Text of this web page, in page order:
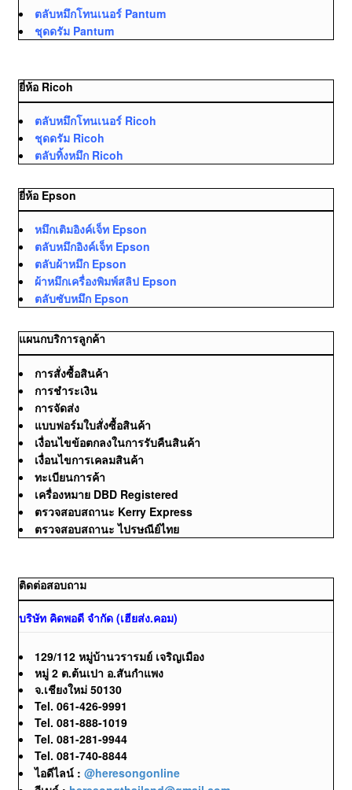
ตลับหมึกโทนเนอร์ Pantum
ชุดดรัม Pantum
ยี่ห้อ Ricoh
ตลับหมึกโทนเนอร์ Ricoh
ชุดดรัม Ricoh
ตลับทิ้งหมึก Ricoh
ยี่ห้อ Epson
หมึกเติมอิงค์เจ็ท Epson
ตลับหมึกอิงค์เจ็ท Epson
ตลับผ้าหมึก Epson
ผ้าหมึกเครื่องพิมพ์สลิป Epson
ตลับซับหมึก Epson
แผนกบริการลูกค้า
การสั่งซื้อสินค้า
การชำระเงิน
การจัดส่ง
แบบฟอร์มใบสั่งซื้อสินค้า
เงื่อนไขข้อตกลงในการรับคืนสินค้า
เงื่อนไขการเคลมสินค้า
ทะเบียนการค้า
เครื่องหมาย DBD Registered
ตรวจสอบสถานะ Kerry Express
ตรวจสอบสถานะ ไปรษณีย์ไทย
ติดต่อสอบถาม
บริษัท คิดพอดี จำกัด (เฮียส่ง.คอม)
129/112 หมู่บ้านวรารมย์ เจริญเมือง
หมู่ 2 ต.ต้นเปา อ.สันกำแพง
จ.เชียงใหม่ 50130
Tel. 061-426-9991
Tel. 081-888-1019
Tel. 081-281-9944
Tel. 081-740-8844
ไอดีไลน์ : @heresongonline